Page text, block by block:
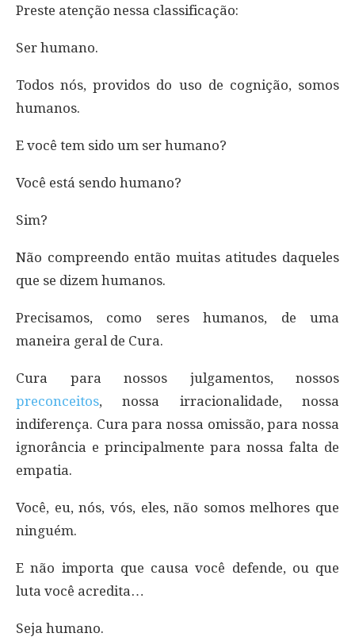
Preste atenção nessa classificação:
Ser humano.
Todos nós, providos do uso de cognição, somos
humanos.
E você tem sido um ser humano?
Você está sendo humano?
Sim?
Não compreendo então muitas atitudes daqueles
que se dizem humanos.
Precisamos, como seres humanos, de uma
maneira geral de Cura.
Cura para nossos julgamentos, nossos
preconceitos, nossa irracionalidade, nossa
indiferença. Cura para nossa omissão, para nossa
ignorância e principalmente para nossa falta de
empatia.
Você, eu, nós, vós, eles, não somos melhores que
ninguém.
E não importa que causa você defende, ou que
luta você acredita…
Seja humano.